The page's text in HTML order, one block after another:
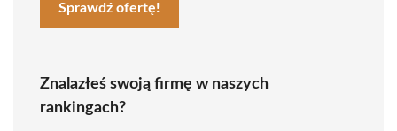
Sprawdź ofertę!
Znalazłeś swoją firmę w naszych
rankingach?